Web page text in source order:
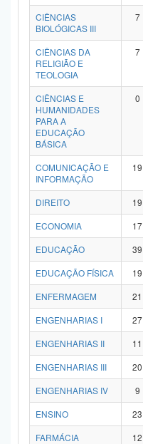
CIÊNCIAS
BIOLÓGICAS III
7
CIÊNCIAS DA
RELIGIÃO E
TEOLOGIA
7
CIÊNCIAS E
HUMANIDADES
PARA A
EDUCAÇÃO
BÁSICA
0
COMUNICAÇÃO E
INFORMAÇÃO
19
DIREITO 19
ECONOMIA
17
EDUCAÇÃO
39
EDUCAÇÃO FÍSICA
19
ENFERMAGEM
21
ENGENHARIAS I
27
ENGENHARIAS II
11
ENGENHARIAS III
20
ENGENHARIAS IV
9
ENSINO
23
FARMÁCIA
12